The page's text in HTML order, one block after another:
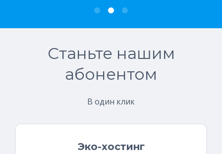
Станьте нашим
абонентом
В один клик
Эко-хостинг